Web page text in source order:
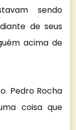
sendo
de seus
acima de
Rocha
coisa que